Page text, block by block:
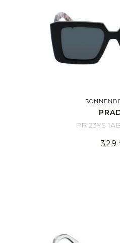
PR 23YS
329